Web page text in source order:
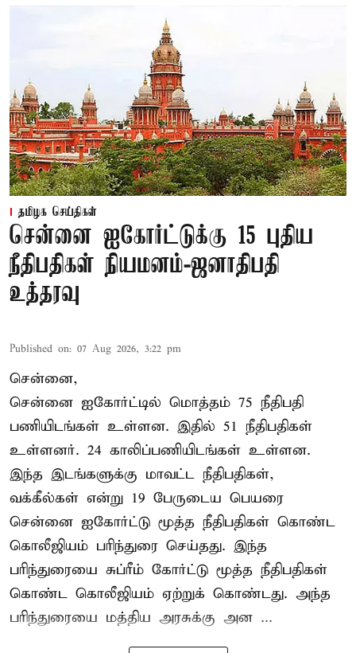
தமிழக செய்திகள்
சென்னை ஐகோர்ட்டுக்கு 15 புதிய
நீதிபதிகள் நியமனம்-ஜனாதிபதி
உத்தரவு
Published on: 07 Aug 2026, 3:22 pm
சென்னை,
சென்னை ஐகோர்ட்டில் மொத்தம் 75 நீதிபதி
பணியிடங்கள் உள்ளன. இதில் 51 நீதிபதிகள்
உள்ளனர். 24 காலிப்பணியிடங்கள் உள்ளன.
இந்த இடங்களுக்கு மாவட்ட நீதிபதிகள்,
வக்கீல்கள் என்று 19 பேருடைய பெயரை
சென்னை ஐகோர்ட்டு மூத்த நீதிபதிகள் கொண்ட
கொலீஜியம் பரிந்துரை செய்தது. இந்த
பரிந்துரையை சுப்ரீம் கோர்ட்டு மூத்த நீதிபதிகள்
கொண்ட கொலீஜியம் ஏற்றுக் கொண்டது. அந்த
பரிந்துரையை மத்திய அரசுக்கு அன ...